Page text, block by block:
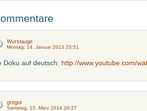
Wurstauge
Montag, 14. Januar 2013 23:51
Doku auf deutsch: http://www.youtube.com/
gregor
Samstag, 15. März 2014 20:27